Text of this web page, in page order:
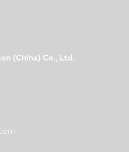
(China) Co., Ltd.